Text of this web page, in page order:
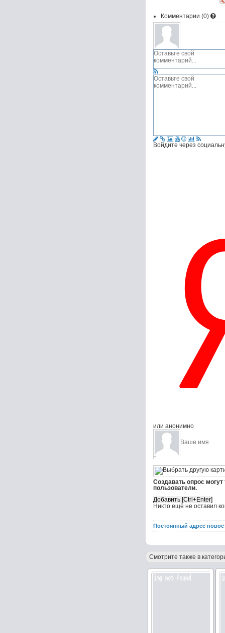
Комментарии (0)
Войдите через
или анонимно
Создавать опрос
пользователи.
Никто ещё не оставил
Постоянный адрес
Смотрите также в